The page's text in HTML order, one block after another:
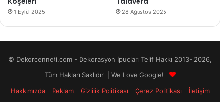
1 Eylül 2025 28 Ağustos 2025
© Dekorcenneti.com - Dekorasyon İpuçları Telif Hakkı 2013- 2026,
Tüm Hakları Saklıdır | We Love Google!
Hakkımızda
Reklam Gizlilik Politikası Çerez Politikası İletişim